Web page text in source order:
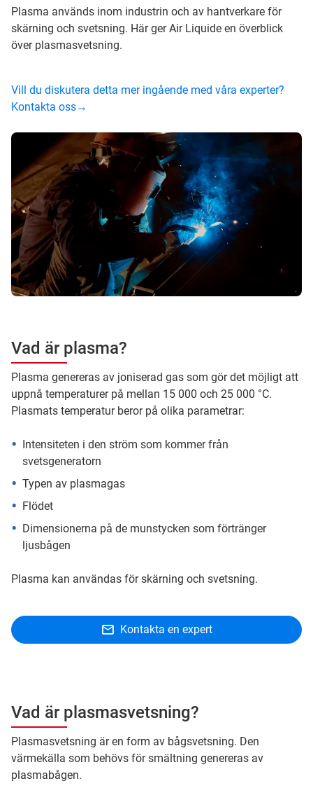
Plasma används inom industrin och av hantverkare för
skärning och svetsning. Här ger Air Liquide en överblick
över plasmasvetsning.
Vill du diskutera detta mer ingående med våra experter?
Kontakta oss→
Vad är plasma?
Plasma genereras av joniserad gas som gör det möjligt att
uppnå temperaturer på mellan 15 000 och 25 000 °C.
Plasmats temperatur beror på olika parametrar:
Intensiteten i den ström som kommer från
svetsgeneratorn
Typen av plasmagas
Flödet
Dimensionerna på de munstycken som förtränger
ljusbågen
Plasma kan användas för skärning och svetsning.
Kontakta en expert
Vad är plasmasvetsning?
Plasmasvetsning är en form av bågsvetsning. Den
värmekälla som behövs för smältning genereras av
plasmabågen.